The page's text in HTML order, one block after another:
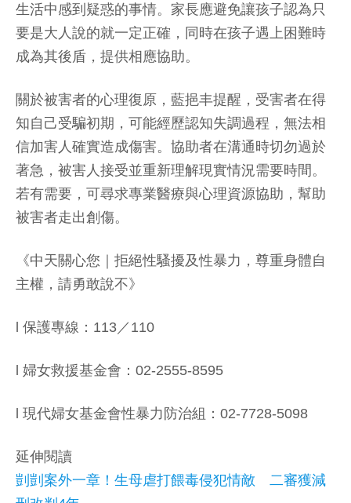
生活中感到疑惑的事情。家長應避免讓孩子認為只
要是大人說的就一定正確，同時在孩子遇上困難時
成為其後盾，提供相應協助。
關於被害者的心理復原，藍挹丰提醒，受害者在得
知自己受騙初期，可能經歷認知失調過程，無法相
信加害人確實造成傷害。協助者在溝通時切勿過於
著急，被害人接受並重新理解現實情況需要時間。
若有需要，可尋求專業醫療與心理資源協助，幫助
被害者走出創傷。
《中天關心您｜拒絕性騷擾及性暴力，尊重身體自
主權，請勇敢說不》
l 保護專線：113／110
l 婦女救援基金會：02-2555-8595
l 現代婦女基金會性暴力防治組：02-7728-5098
延伸閱讀
剴剴案外一章！生母虐打餵毒侵犯情敵 二審獲減